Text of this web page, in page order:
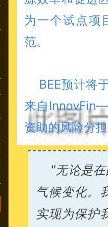
为一个试点项
范。
BEE预计将
来自
资助的风险分
"无论是
气候变化。
实现为保护